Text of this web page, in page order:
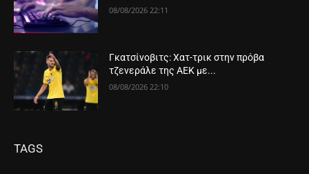
08/08/2026 22:11
Γκατσίνοβιτς: Χατ-τρικ στην πρόβα
τζενεράλε της ΑΕΚ με...
08/08/2026 22:10
TAGS